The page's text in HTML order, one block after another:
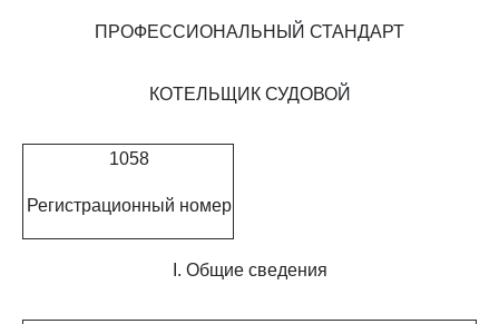
ПРОФЕССИОНАЛЬНЫЙ СТАНДАРТ
КОТЕЛЬЩИК СУДОВОЙ
1058
Регистрационный номер
I. Общие сведения